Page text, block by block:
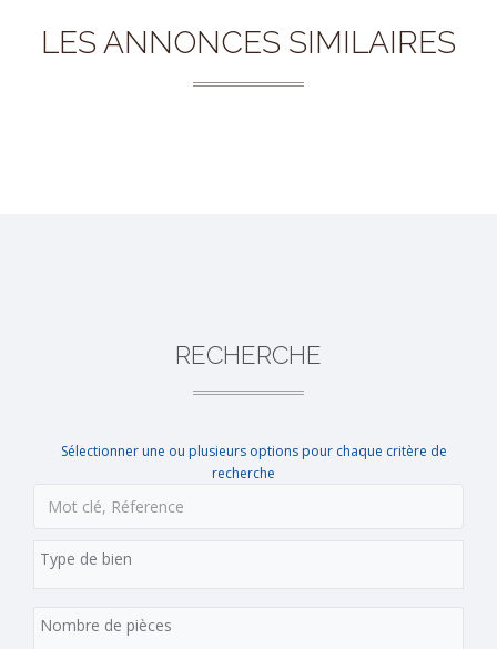
LES ANNONCES SIMILAIRES
RECHERCHE
Sélectionner une ou plusieurs options pour chaque critère de
recherche